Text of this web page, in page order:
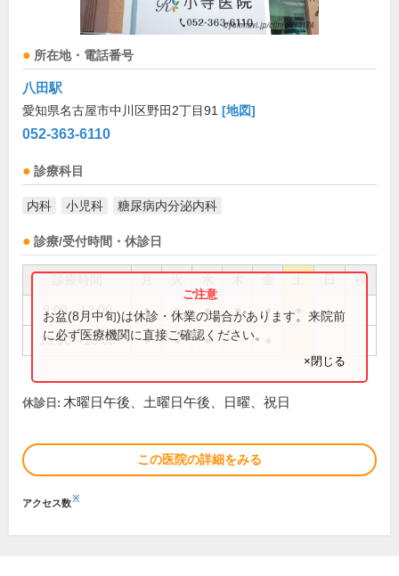
所在地・電話番号
八田駅
愛知県名古屋市中川区野田2丁目91 [地図]
052-363-6110
診療科目
内科 小児科 糖尿病内分泌内科
診療/受付時間・休診日
祝
9:00～12:00 ● ● ● ● ●
13:30～16:30 ● ● ●
お盆(8月中旬)は休診・休業の場合があります。来院前
に必ず医療機関に直接ご確認ください。
×閉じる
休診日: 木曜日午後、土曜日午後、日曜、祝日
この医院の詳細をみる
アクセス数※